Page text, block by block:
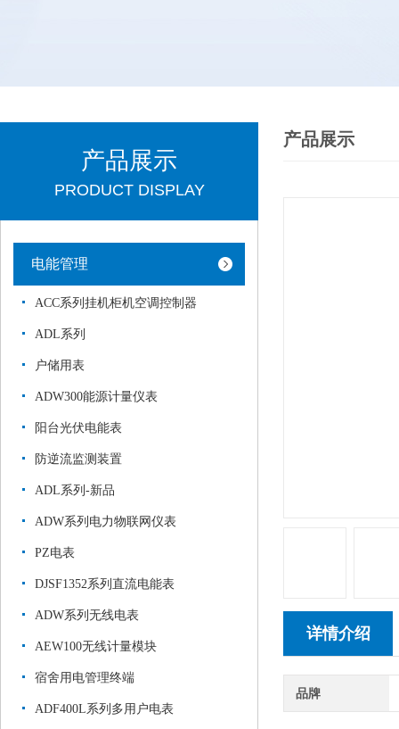
产品展示
PRODUCT DISPLAY
电能管理
ACC系列挂机柜机空调控制器
ADL系列
户储用表
ADW300能源计量仪表
阳台光伏电能表
防逆流监测装置
ADL系列-新品
ADW系列电力物联网仪表
PZ电表
DJSF1352系列直流电能表
ADW系列无线电表
AEW100无线计量模块
宿舍用电管理终端
ADF400L系列多用户电表
产品展示
详情介绍
品牌